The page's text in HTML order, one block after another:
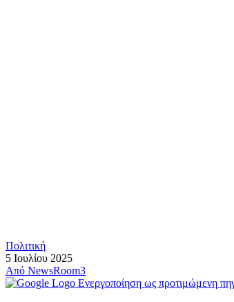
Πολιτική
5 Ιουλίου 2025
Από NewsRoom3
Ενεργοποίηση ως προτιμώμενη